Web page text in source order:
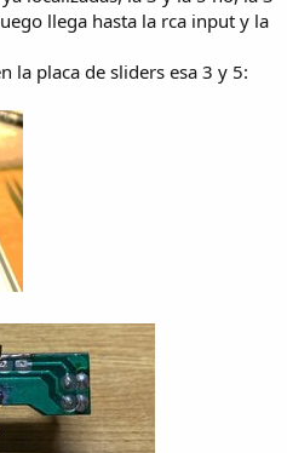
llega hasta la rca input y la
la placa de sliders esa 3 y 5: